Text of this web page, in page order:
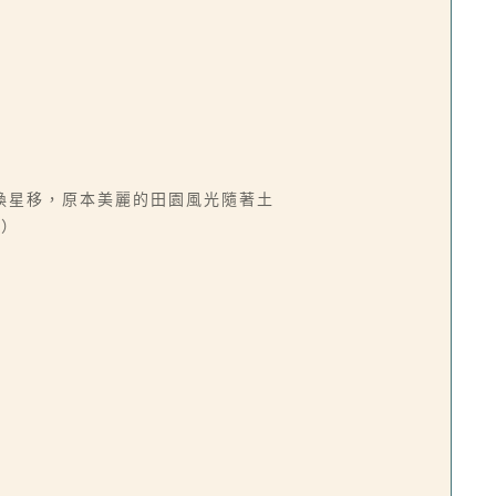
移，原本美麗的田園風光隨著土